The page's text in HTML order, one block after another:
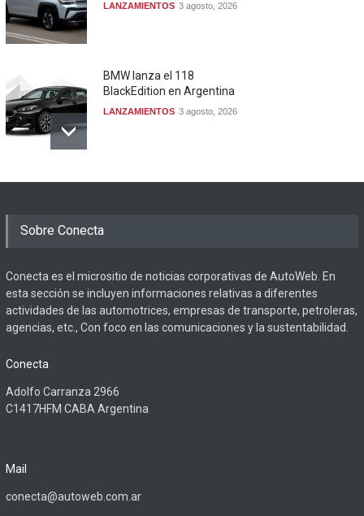
LANZAMIENTOS 3 agosto, 2026
BMW lanza el 118
BlackEdition en Argentina
LANZAMIENTOS 3 agosto, 2026
Sobre Conecta
Conecta es el micrositio de noticias corporativas de AutoWeb. En
esta sección se incluyen informaciones relativas a diferentes
actividades de las automotrices, empresas de transporte, petroleras,
agencias, etc., Con foco en las comunicaciones y la sustentabilidad.
Conecta
Adolfo Carranza 2966
C1417HFM CABA Argentina
Mail
conecta@autoweb.com.ar